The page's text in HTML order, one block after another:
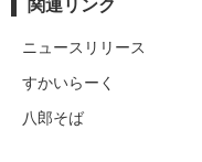
関連リンク
ニュースリリース
すかいらーく
八郎そば